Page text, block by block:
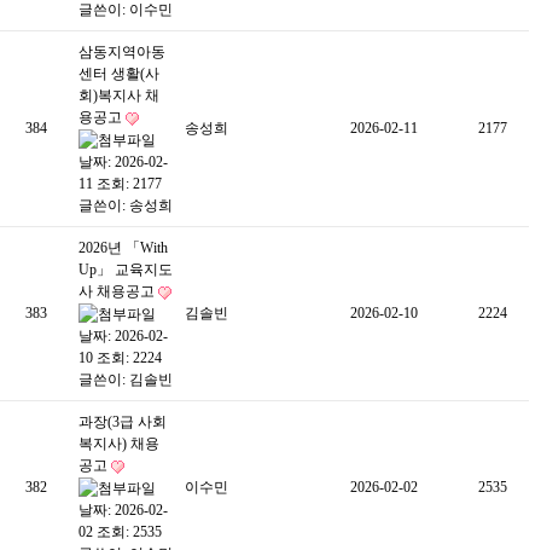
글쓴이: 이수민
384
삼동지역아동
센터 생활(사
회)복지사 채
용공고
날짜: 2026-02-
11 조회: 2177
글쓴이: 송성희
송성희 2026-02-11 2177
383
2026년 「With
Up」 교육지도
사 채용공고
날짜: 2026-02-
10 조회: 2224
글쓴이: 김솔빈
김솔빈 2026-02-10 2224
382
과장(3급 사회
복지사) 채용
공고
날짜: 2026-02-
02 조회: 2535
이수민 2026-02-02 2535